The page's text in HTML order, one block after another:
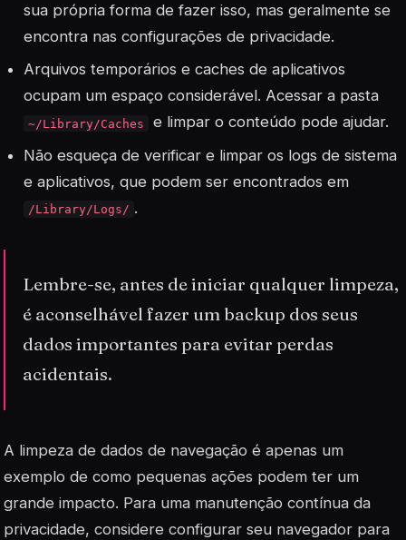
sua própria forma de fazer isso, mas geralmente se
encontra nas configurações de privacidade.
Arquivos temporários e caches de aplicativos
ocupam um espaço considerável. Acessar a pasta
~/Library/Caches
e limpar o conteúdo pode ajudar.
Não esqueça de verificar e limpar os logs de sistema
e aplicativos, que podem ser encontrados em
/Library/Logs/ .
Lembre-se, antes de iniciar qualquer limpeza,
é aconselhável fazer um backup dos seus
dados importantes para evitar perdas
acidentais.
A limpeza de dados de navegação é apenas um
exemplo de como pequenas ações podem ter um
grande impacto. Para uma manutenção contínua da
privacidade, considere configurar seu navegador para